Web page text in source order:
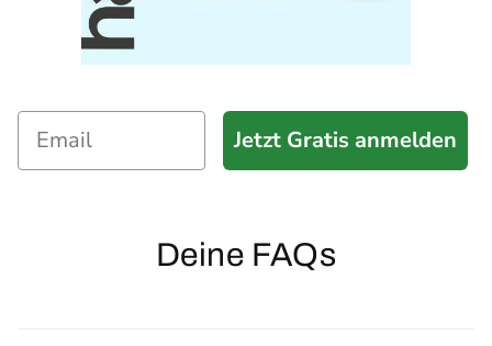
Jetzt Gratis anmelden
Deine FAQs